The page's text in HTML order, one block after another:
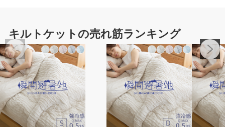
キルトケットの売れ筋ランキング